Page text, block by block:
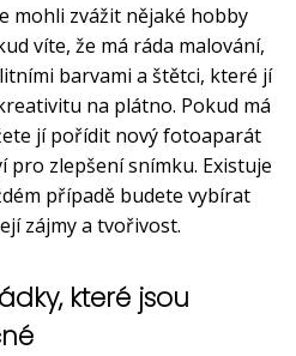
mohli zvážit nějaké hobby
víte, že má ráda malování,
barvami a štětci, které jí
na plátno. Pokud má
jí pořídit nový fotoaparát
zlepšení snímku. Existuje
případě budete vybírat
zájmy a tvořivost.
které jsou